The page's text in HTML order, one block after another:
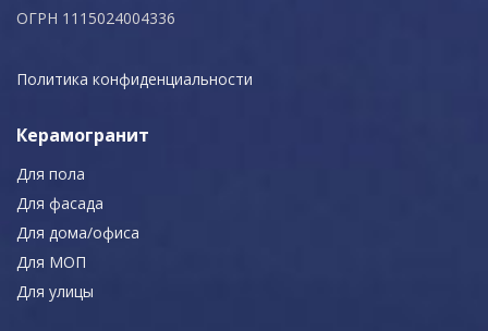
ОГРН 1115024004336
Политика конфиденциальности
Керамогранит
Для пола
Для фасада
Для дома/офиса
Для МОП
Для улицы